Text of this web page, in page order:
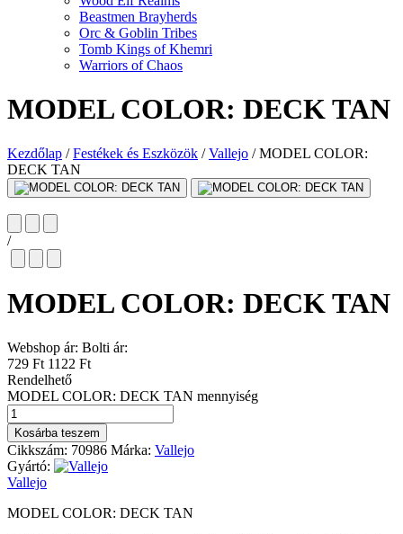
Beastmen Brayherds
Orc & Goblin Tribes
Tomb Kings of Khemri
Warriors of Chaos
MODEL COLOR: DECK TAN
Kezdőlap / Festékek és Eszközök / Vallejo /MODEL COLOR:
DECK TAN
/
MODEL COLOR: DECK TAN
Webshop ár: Bolti ár:
729 Ft 1122 Ft
Rendelhető
MODEL COLOR: DECK TAN mennyiség
Kosárba teszem
Cikkszám: 70986 Márka: Vallejo
Gyártó:
Vallejo
MODEL COLOR: DECK TAN